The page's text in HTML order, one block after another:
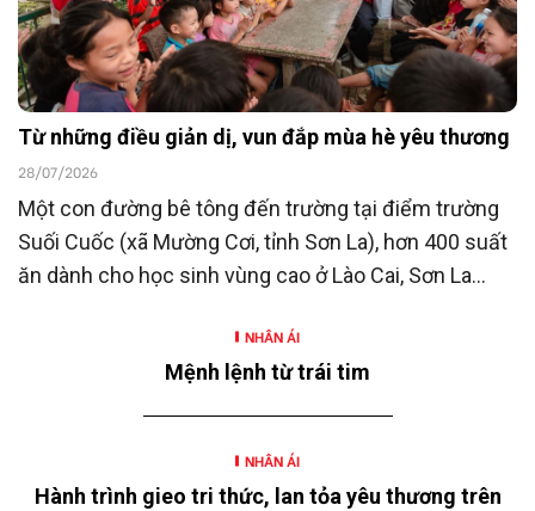
Từ những điều giản dị, vun đắp mùa hè yêu thương
28/07/2026
Một con đường bê tông đến trường tại điểm trường
Suối Cuốc (xã Mường Cơi, tỉnh Sơn La), hơn 400 suất
ăn dành cho học sinh vùng cao ở Lào Cai, Sơn La
động nằm trong chương trình “SeABankers Vì trẻ
thơ” năm 2026 với chủ đề “Mùa hè yêu thương” của
NHÂN ÁI
Mệnh lệnh từ trái tim
NHÂN ÁI
Hành trình gieo tri thức, lan tỏa yêu thương trên